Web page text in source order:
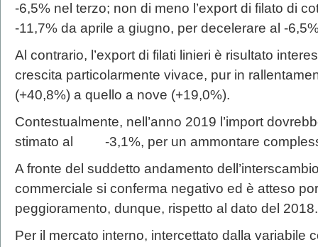
-6,5% nel terzo; non di meno l’export di filato di
-11,7% da aprile a giugno, per decelerare al -
Al contrario, l’export di filati linieri è risultato
crescita particolarmente vivace, pur in
(+40,8%) a quello a nove (+19,0%).
Contestualmente, nell’anno 2019 l’import
stimato al -3,1%, per un ammontare
A fronte del suddetto andamento
commerciale si conferma negativo ed è atteso
peggioramento, dunque, rispetto al dato del 2018.
Per il mercato interno, intercettato dalla variabile